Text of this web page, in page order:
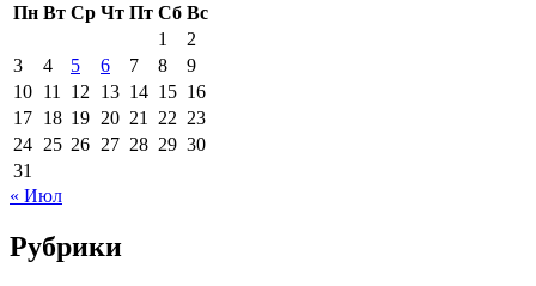
Пн Вт Ср Чт Пт Сб Вс
1
2
3
4 5 6 7 8
9
10 11 12 13 14 15 16
17 18 19 20 21 22 23
24 25 26 27 28 29 30
31
« Июл
Рубрики